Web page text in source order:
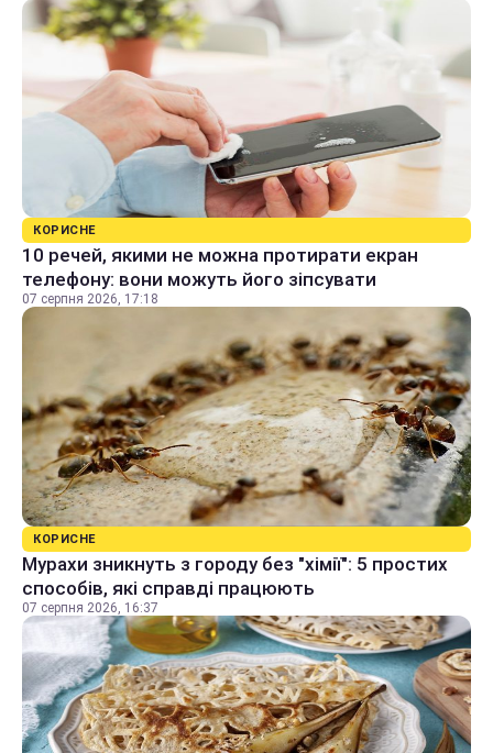
КОРИСНЕ
10 речей, якими не можна протирати екран
телефону: вони можуть його зіпсувати
07 серпня 2026, 17:18
КОРИСНЕ
Мурахи зникнуть з городу без "хімії": 5 простих
способів, які справді працюють
07 серпня 2026, 16:37